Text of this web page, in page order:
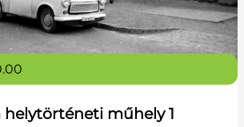
helytörténeti műhely 1